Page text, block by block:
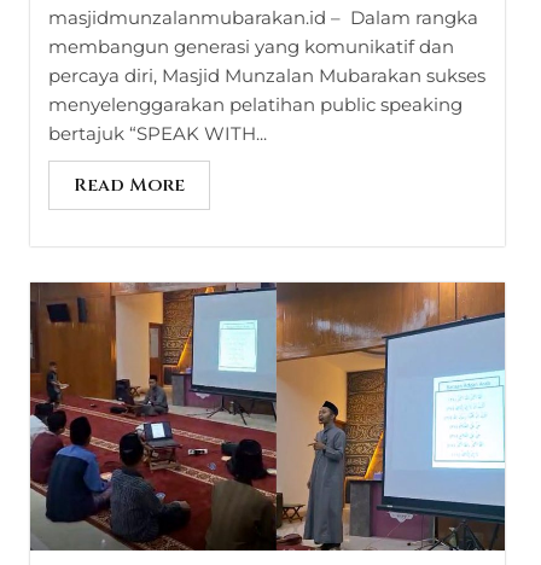
masjidmunzalanmubarakan.id – Dalam rangka
membangun generasi yang komunikatif dan
percaya diri, Masjid Munzalan Mubarakan sukses
menyelenggarakan pelatihan public speaking
bertajuk “SPEAK WITH...
Read More